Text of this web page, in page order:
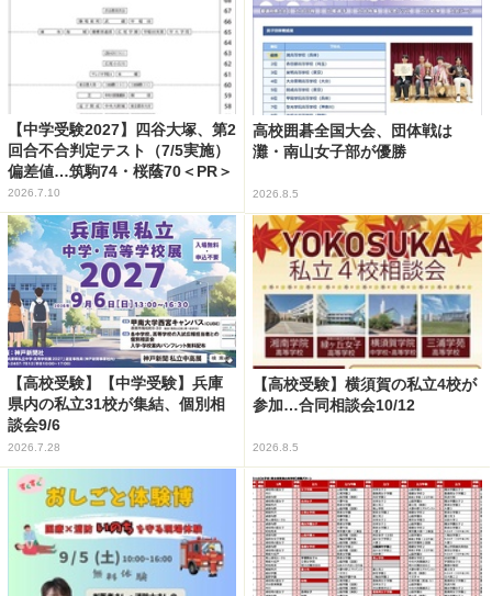
【中学受験2027】四谷大塚、第2
回合不合判定テスト（7/5実施）
偏差値…筑駒74・桜蔭70＜PR＞
2026.7.10
高校囲碁全国大会、団体戦は
灘・南山女子部が優勝
2026.8.5
【高校受験】【中学受験】兵庫
県内の私立31校が集結、個別相
談会9/6
2026.7.28
【高校受験】横須賀の私立4校が
参加…合同相談会10/12
2026.8.5